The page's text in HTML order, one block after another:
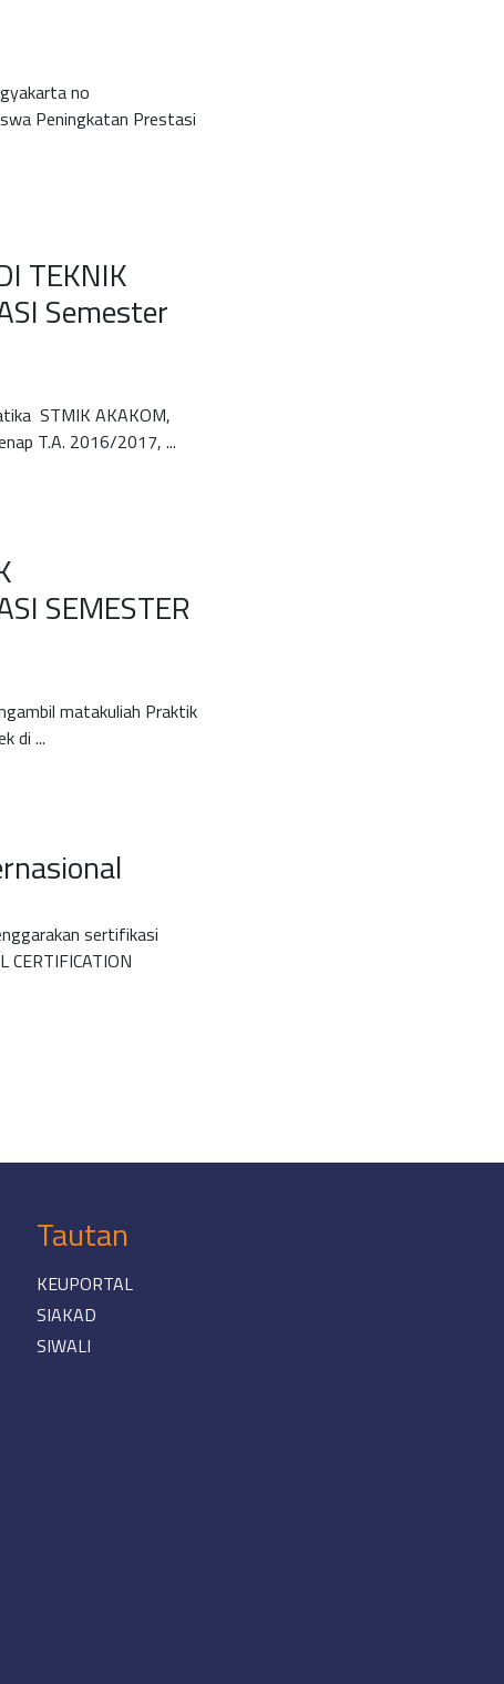
no
Peningkatan Prestasi
TEKNIK
Semester
STMIK AKAKOM,
T.A. 2016/2017, ...
SEMESTER
matakuliah Praktik
di ...
sertifikasi
Tautan
KEUPORTAL
SIAKAD
SIWALI